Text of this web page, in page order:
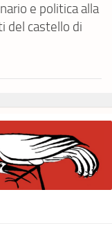
e politica alla
del castello di